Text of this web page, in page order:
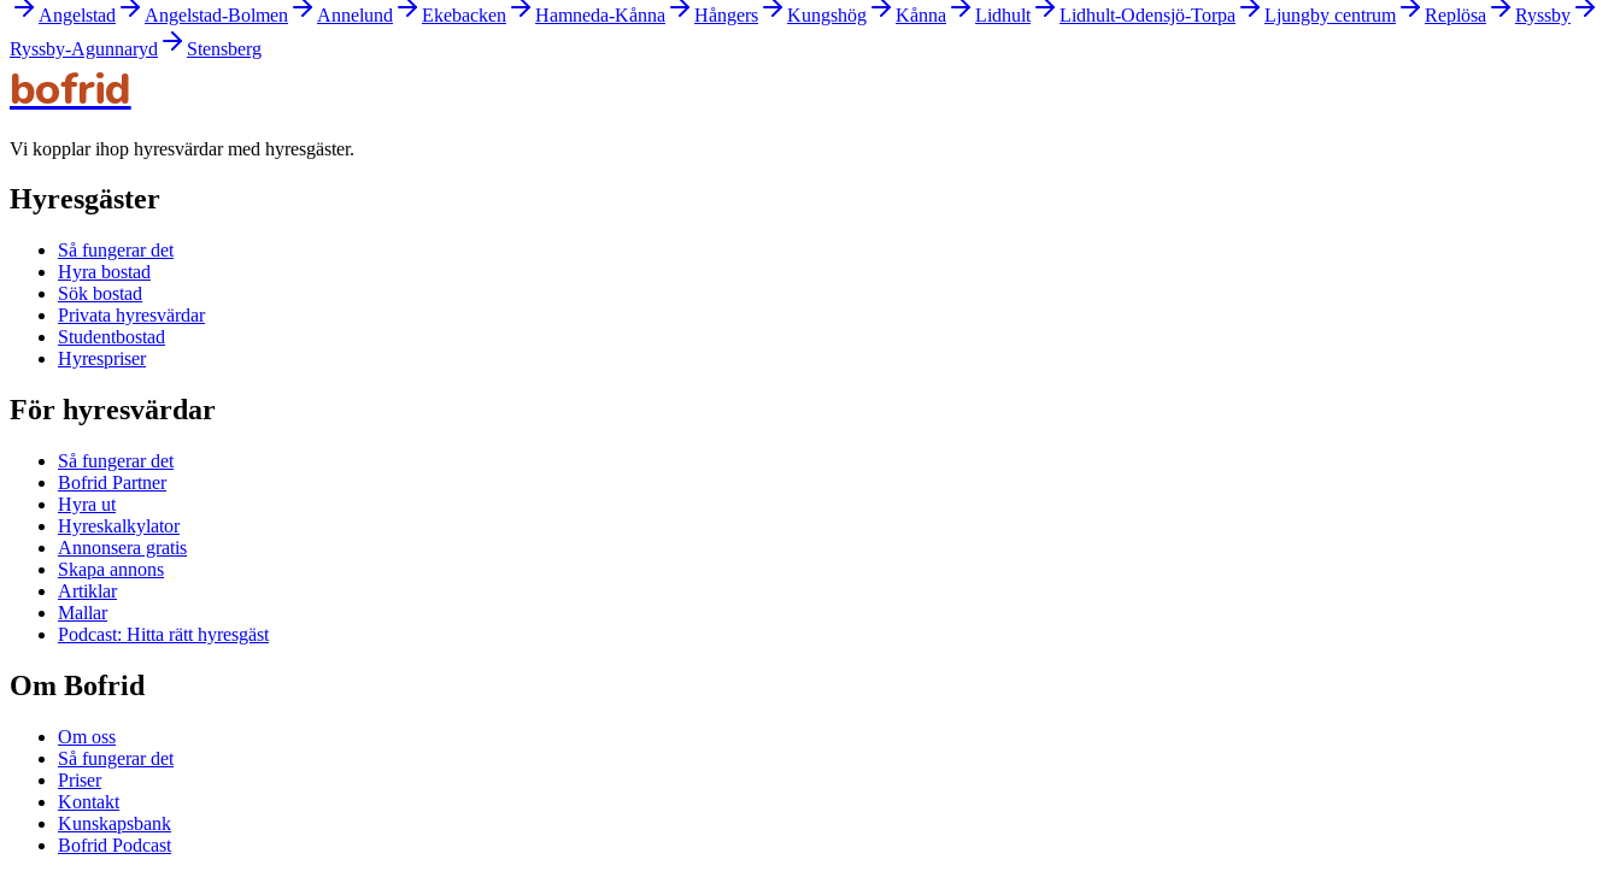
Angelstad Angelstad-Bolmen Annelund Ekebacken Hamneda-Kånna Hångers Kungshög Kånna Lidhult Lidhult-Odensjö-Torpa Ljungby centrum Replösa
Ryssby
Ryssby-Agunnaryd
Stensberg
bofrid
Vi kopplar ihop hyresvärdar med hyresgäster.
Hyresgäster
Så fungerar det
Hyra bostad
Sök bostad
Privata hyresvärdar
Studentbostad
Hyrespriser
För hyresvärdar
Så fungerar det
Bofrid Partner
Hyra ut
Hyreskalkylator
Annonsera gratis
Skapa annons
Artiklar
Mallar
Podcast: Hitta rätt hyresgäst
Om Bofrid
Om oss
Så fungerar det
Priser
Kontakt
Kunskapsbank
Bofrid Podcast